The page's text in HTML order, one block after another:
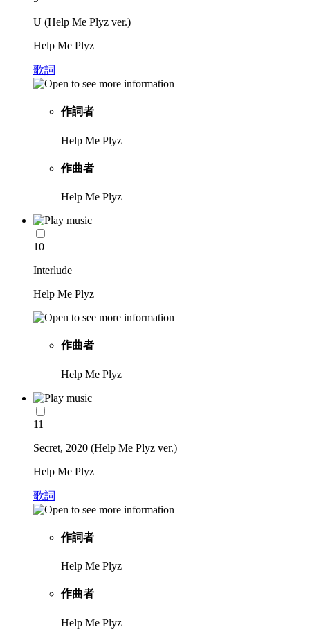
U (Help Me Plyz ver.)
Help Me Plyz
歌詞
作詞者
Help Me Plyz
作曲者
Help Me Plyz
10
Interlude
Help Me Plyz
作曲者
Help Me Plyz
11
Secret, 2020 (Help Me Plyz ver.)
Help Me Plyz
歌詞
作詞者
Help Me Plyz
作曲者
Help Me Plyz